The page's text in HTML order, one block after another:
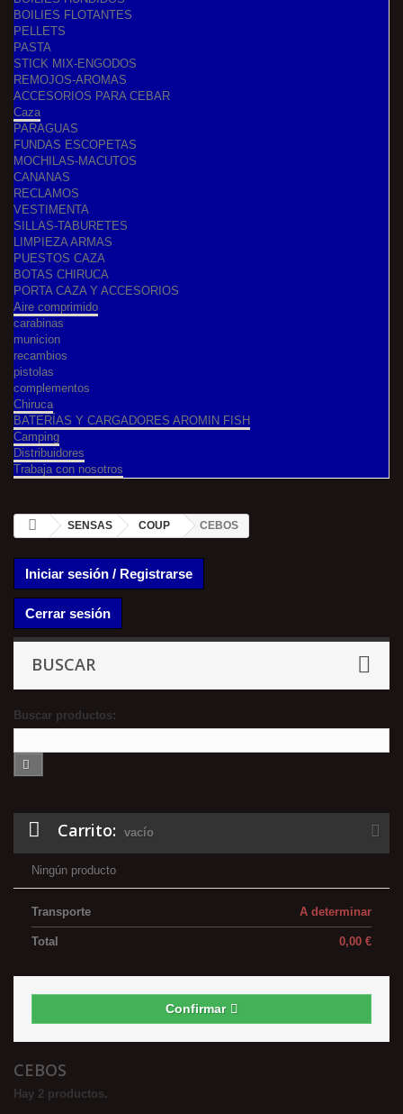
BOILIES FLOTANTES
PELLETS
PASTA
STICK MIX-ENGODOS
REMOJOS-AROMAS
ACCESORIOS PARA CEBAR
Caza
PARAGUAS
FUNDAS ESCOPETAS
MOCHILAS-MACUTOS
CANANAS
RECLAMOS
VESTIMENTA
SILLAS-TABURETES
LIMPIEZA ARMAS
PUESTOS CAZA
BOTAS CHIRUCA
PORTA CAZA Y ACCESORIOS
Aire comprimido
carabinas
municion
recambios
pistolas
complementos
Chiruca
BATERÍAS Y CARGADORES AROMIN FISH
Camping
Distribuidores
Trabaja con nosotros
SENSAS COUP CEBOS
Iniciar sesión / Registrarse
Cerrar sesión
BUSCAR
Buscar productos:
Carrito: vacío
Ningún producto
A determinar
Transporte
0,00 €
Total
Confirmar
CEBOS
Hay 2 productos.